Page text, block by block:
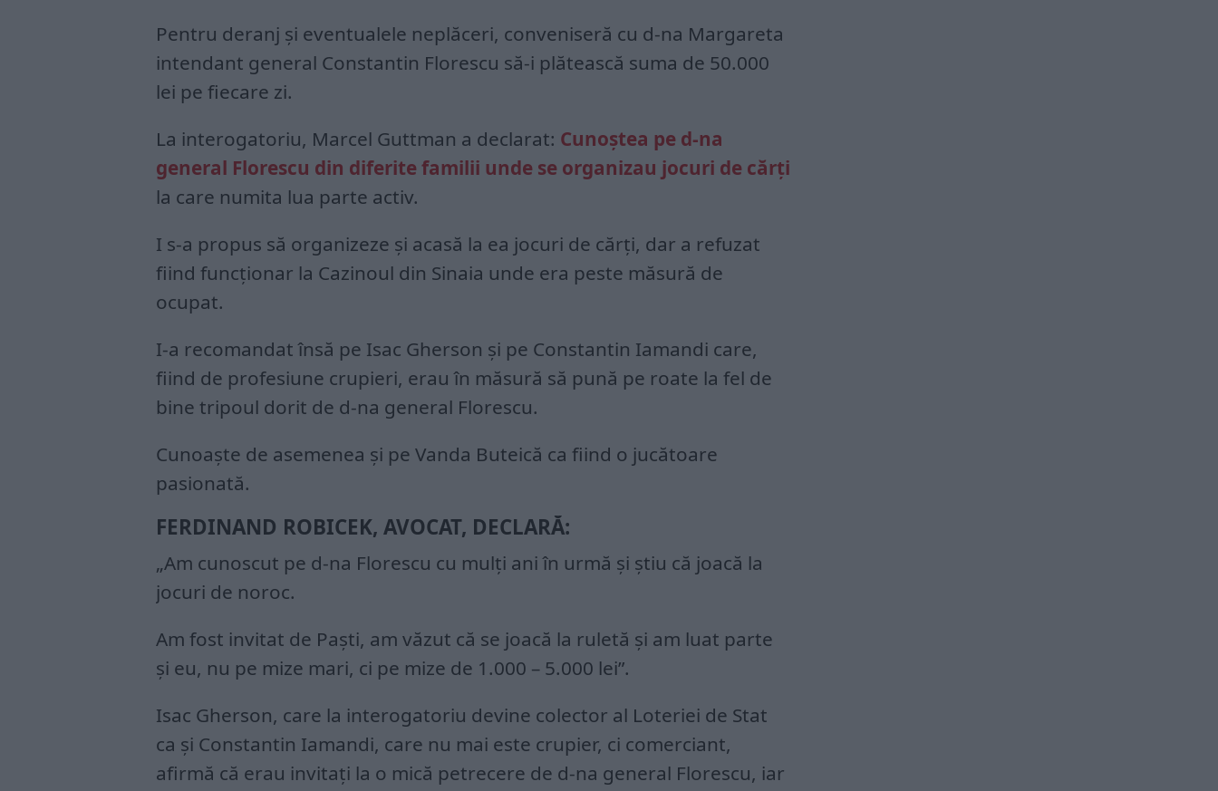
Pentru deranj și eventualele neplăceri, conveniseră cu d-na Margareta
intendant general Constantin Florescu să-i plătească suma de 50.000
lei pe fiecare zi.
La interogatoriu, Marcel Guttman a declarat: Cunoștea pe d-na
general Florescu din diferite familii unde se organizau jocuri de cărți
la care numita lua parte activ.
I s-a propus să organizeze și acasă la ea jocuri de cărți, dar a refuzat
fiind funcționar la Cazinoul din Sinaia unde era peste măsură de
ocupat.
I-a recomandat însă pe Isac Gherson și pe Constantin Iamandi care,
fiind de profesiune crupieri, erau în măsură să pună pe roate la fel de
bine tripoul dorit de d-na general Florescu.
Cunoaște de asemenea și pe Vanda Buteică ca fiind o jucătoare
pasionată.
FERDINAND ROBICEK, AVOCAT, DECLARĂ:
„Am cunoscut pe d-na Florescu cu mulți ani în urmă și știu că joacă la
jocuri de noroc.
Am fost invitat de Paști, am văzut că se joacă la ruletă și am luat parte
și eu, nu pe mize mari, ci pe mize de 1.000 – 5.000 lei”.
Isac Gherson, care la interogatoriu devine colector al Loteriei de Stat
ca și Constantin Iamandi, care nu mai este crupier, ci comerciant,
afirmă că erau invitați la o mică petrecere de d-na general Florescu, iar